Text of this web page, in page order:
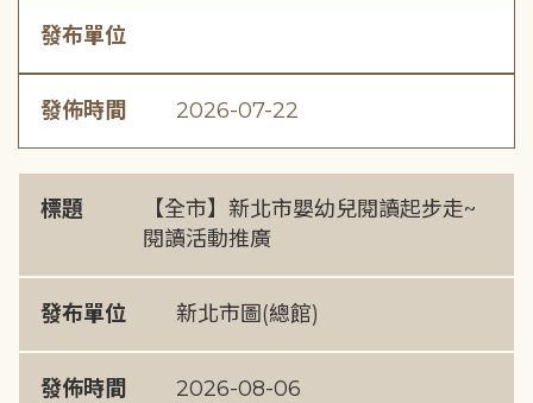
發布單位
發佈時間 2026-07-22
標題
【全市】新北市嬰幼兒閱讀起步走~
閱讀活動推廣
發布單位 新北市圖(總館)
發佈時間 2026-08-06